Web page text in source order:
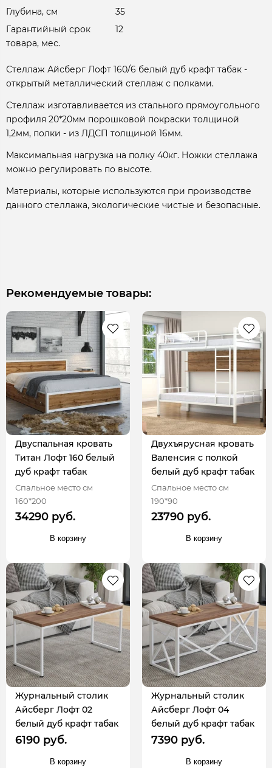
Глубина, см
35
Гарантийный срок
товара, мес.
12
Стеллаж Айсберг Лофт 160/6 белый дуб крафт табак -
открытый металлический стеллаж с полками.
Стеллаж изготавливается из стального прямоугольного
профиля 20*20мм порошковой покраски толщиной
1,2мм, полки - из ЛДСП толщиной 16мм.
Максимальная нагрузка на полку 40кг. Ножки стеллажа
можно регулировать по высоте.
Материалы, которые используются при производстве
данного стеллажа, экологические чистые и безопасные.
Рекомендуемые товары:
Двуспальная кровать
Титан Лофт 160 белый
дуб крафт табак
Спальное место см
160*200
34290 руб.
В корзину
Двухъярусная кровать
Валенсия с полкой
белый дуб крафт табак
Спальное место см
190*90
23790 руб.
В корзину
Журнальный столик
Айсберг Лофт 02
белый дуб крафт табак
6190 руб.
В корзину
Журнальный столик
Айсберг Лофт 04
белый дуб крафт табак
7390 руб.
В корзину